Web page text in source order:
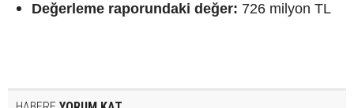
Değerleme raporundaki değer: 726 milyon TL